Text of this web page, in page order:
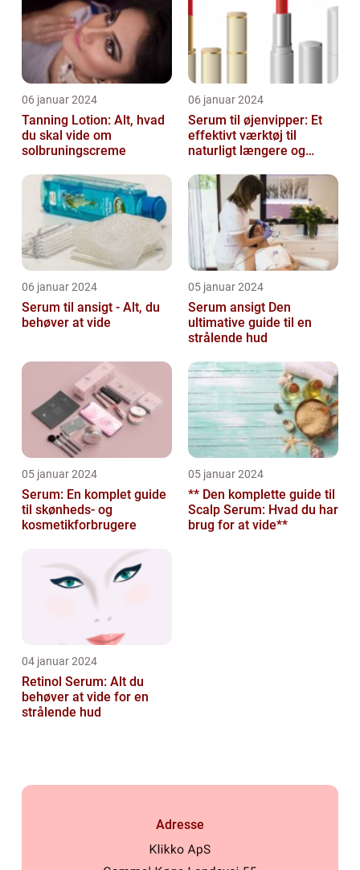
06 januar 2024
Tanning Lotion: Alt, hvad
du skal vide om
solbruningscreme
06 januar 2024
Serum til øjenvipper: Et
effektivt værktøj til
naturligt længere og
06 januar 2024
Serum til ansigt - Alt, du
behøver at vide
05 januar 2024
Serum ansigt Den
ultimative guide til en
strålende hud
05 januar 2024
Serum: En komplet guide
til skønheds- og
kosmetikforbrugere
05 januar 2024
** Den komplette guide til
Scalp Serum: Hvad du har
brug for at vide**
04 januar 2024
Retinol Serum: Alt du
behøver at vide for en
strålende hud
Adresse